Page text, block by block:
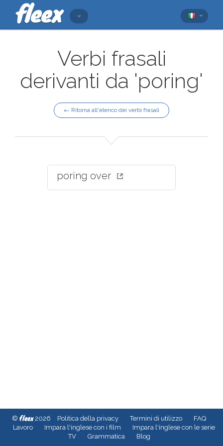
Verbi frasali
derivanti da 'poring'
← Ritorna all'elenco dei verbi frasali
poring over
© fleex2026 Politica della privacy Termini di utilizzo
FAQ
Lavoro
Impara l'inglese con i film
Impara l'inglese con le serie
TV
Grammatica Blog